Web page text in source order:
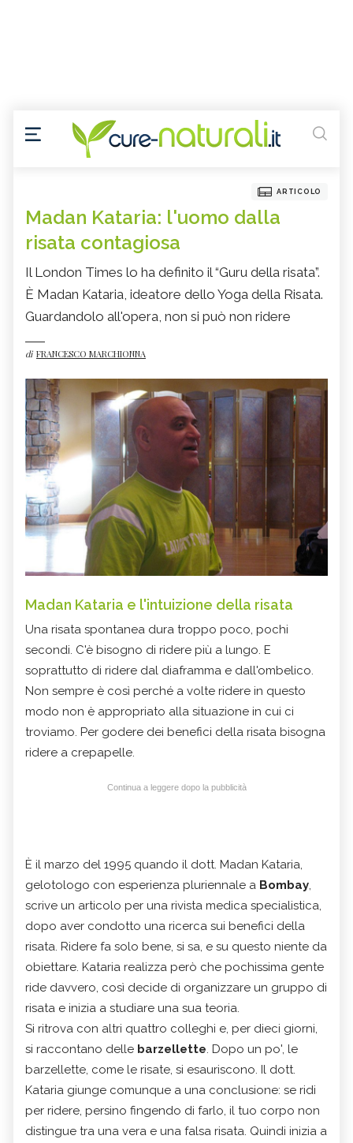
ARTICOLO
Madan Kataria: l'uomo dalla
risata contagiosa
Il London Times lo ha definito il “Guru della risata”.
È Madan Kataria, ideatore dello Yoga della Risata.
Guardandolo all'opera, non si può non ridere
di FRANCESCO MARCHIONNA
Madan Kataria e l'intuizione della risata
Una risata spontanea dura troppo poco, pochi
secondi. C'è bisogno di ridere più a lungo. E
soprattutto di ridere dal diaframma e dall'ombelico.
Non sempre è così perché a volte ridere in questo
modo non è appropriato alla situazione in cui ci
troviamo. Per godere dei benefici della risata bisogna
ridere a crepapelle.
Continua a leggere dopo la pubblicità
È il marzo del 1995 quando il dott. Madan Kataria,
gelotologo con esperienza pluriennale a Bombay,
scrive un articolo per una rivista medica specialistica,
dopo aver condotto una ricerca sui benefici della
risata. Ridere fa solo bene, si sa, e su questo niente da
obiettare. Kataria realizza però che pochissima gente
ride davvero, così decide di organizzare un gruppo di
risata e inizia a studiare una sua teoria.
Si ritrova con altri quattro colleghi e, per dieci giorni,
si raccontano delle barzellette. Dopo un po', le
barzellette, come le risate, si esauriscono. Il dott.
Kataria giunge comunque a una conclusione: se ridi
per ridere, persino fingendo di farlo, il tuo corpo non
distingue tra una vera e una falsa risata. Quindi inizia a